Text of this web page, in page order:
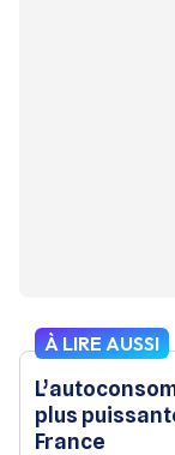
À LIRE AUSSI
plus
France